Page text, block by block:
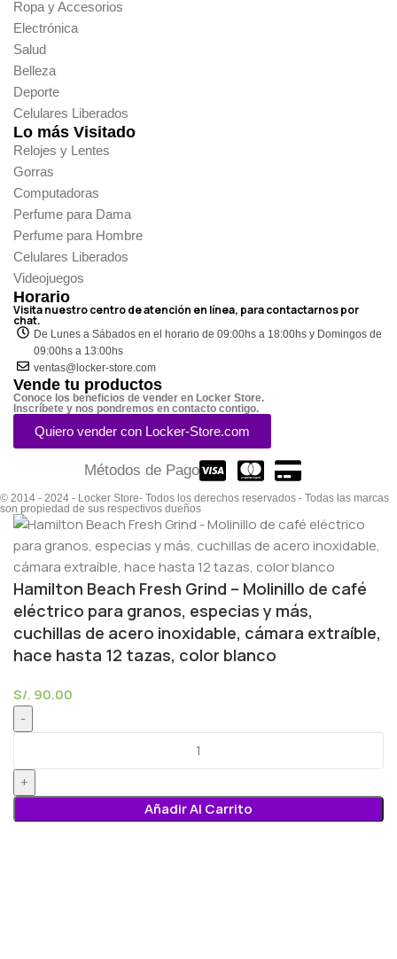
Ropa y Accesorios
Electrónica
Salud
Belleza
Deporte
Celulares Liberados
Lo más Visitado
Relojes y Lentes
Gorras
Computadoras
Perfume para Dama
Perfume para Hombre
Celulares Liberados
Videojuegos
Horario
Visita nuestro centro de atención en línea, para contactarnos por
chat.
De Lunes a Sábados en el horario de 09:00hs a 18:00hs y Domingos de
09:00hs a 13:00hs
ventas@locker-store.com
Vende tu productos
Conoce los beneficios de vender en Locker Store.
Inscríbete y nos pondremos en contacto contigo.
Quiero vender con Locker-Store.com
Métodos de Pago
© 2014 - 2024 - Locker Store- Todos los derechos reservados - Todas las marcas
son propiedad de sus respectivos dueños
Hamilton Beach Fresh Grind – Molinillo de café
eléctrico para granos, especias y más,
cuchillas de acero inoxidable, cámara extraíble,
hace hasta 12 tazas, color blanco
S/. 90.00
Añadir Al Carrito